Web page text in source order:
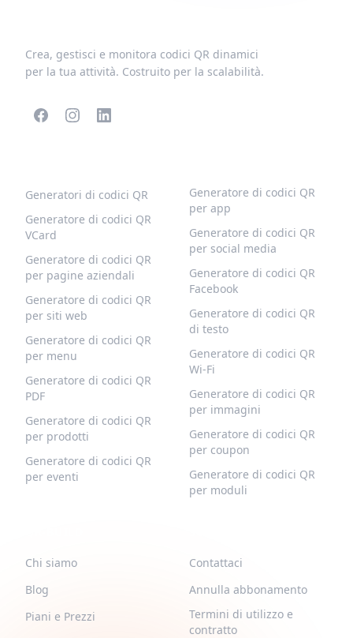
Crea, gestisci e monitora codici QR dinamici
per la tua attività. Costruito per la scalabilità.
Generatori di codici QR
Generatore di codici QR
VCard
Generatore di codici QR
per pagine aziendali
Generatore di codici QR
per siti web
Generatore di codici QR
per menu
Generatore di codici QR
PDF
Generatore di codici QR
per prodotti
Generatore di codici QR
per eventi
Generatore di codici QR
per app
Generatore di codici QR
per social media
Generatore di codici QR
Facebook
Generatore di codici QR
di testo
Generatore di codici QR
Wi-Fi
Generatore di codici QR
per immagini
Generatore di codici QR
per coupon
Generatore di codici QR
per moduli
Chi siamo
Blog
Piani e Prezzi
Contattaci
Annulla abbonamento
Termini di utilizzo e
contratto